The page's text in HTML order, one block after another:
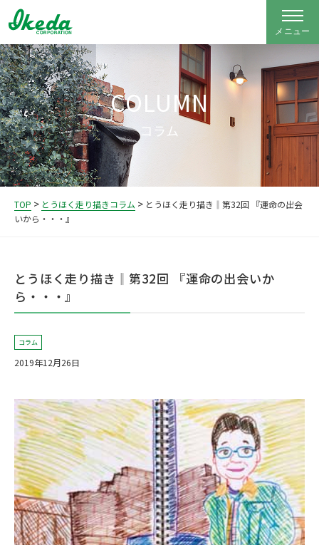
COLUMN
コラム
TOP > とうほく走り描きコラム > とうほく走り描き‖第32回 『運命の出会
いから・・・』
とうほく走り描き‖第32回 『運命の出会いか
ら・・・』
コラム
2019年12月26日